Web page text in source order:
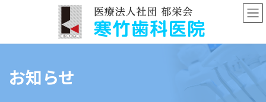
ン
ー
お知らせ